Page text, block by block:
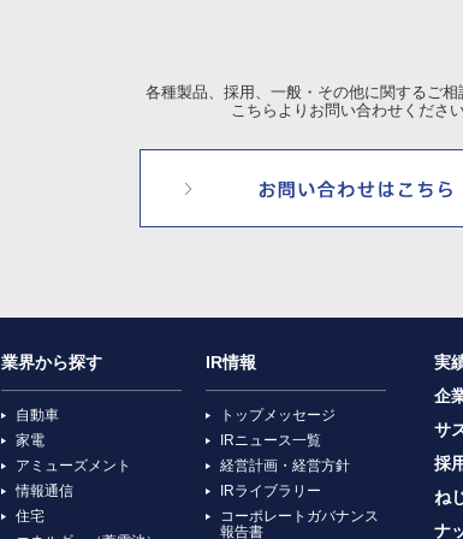
各種製品、採用、一般・その他に関するご相
こちらよりお問い合わせください
業界から探す
自動車
家電
アミューズメント
情報通信
住宅
IR情報
トップメッセージ
IRニュース一覧
経営計画・経営方針
IRライブラリー
コーポレートガバナンス
報告書
実
企
サ
採
ね
ナ